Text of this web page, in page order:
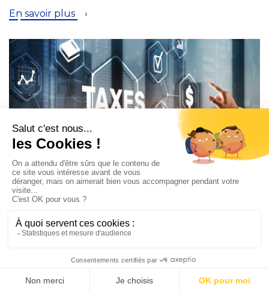
En savoir plus
pratiques pour la TVA des entreprises
internationales